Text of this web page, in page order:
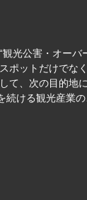
公害・オー
ットだけで
、次の目的
ける観光産業